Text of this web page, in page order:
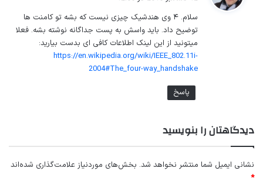
:
سلام. ۴ وی هندشیک چیزی نیست که بشه تو کامنت ها
توضیح داد. باید واسش به پست جداگانه نوشته بشه. فعلا
میتونید از این لینک اطلاعات کافی ای بدست بیارید:
https://en.wikipedia.org/wiki/IEEE_802.11i-
2004#The_four-way_handshake
پاسخ
دیدگاهتان را بنویسید
نشانی ایمیل شما منتشر نخواهد شد. بخش‌های موردنیاز علامت‌گذاری شده‌اند
*